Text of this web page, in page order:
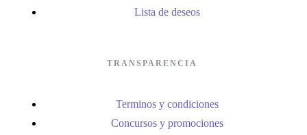
Lista de deseos
TRANSPARENCIA
Terminos y condiciones
Concursos y promociones